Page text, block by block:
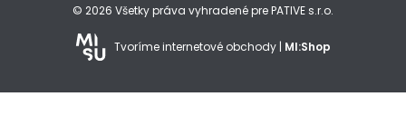
© 2026 Všetky práva vyhradené pre PATIVE s.r.o.
Tvoríme internetové obchody | MI:Shop